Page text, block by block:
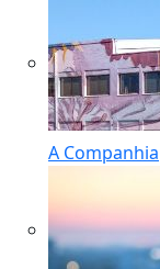
A Companhia